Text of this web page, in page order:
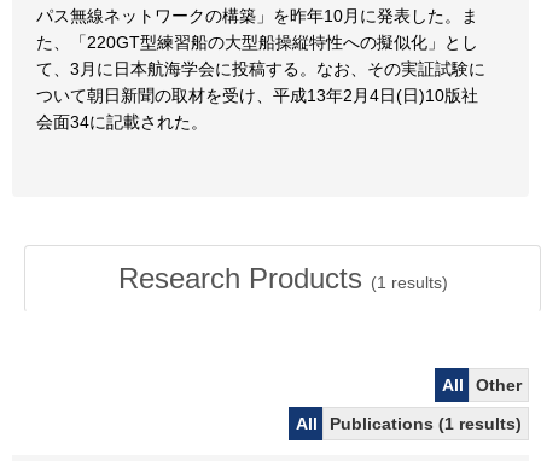
パス無線ネットワークの構築」を昨年10月に発表した。ま
た、「220GT型練習船の大型船操縦特性への擬似化」とし
て、3月に日本航海学会に投稿する。なお、その実証試験に
ついて朝日新聞の取材を受け、平成13年2月4日(日)10版社
会面34に記載された。
Research Products (1 results)
All
Other
All
Publications (1 results)